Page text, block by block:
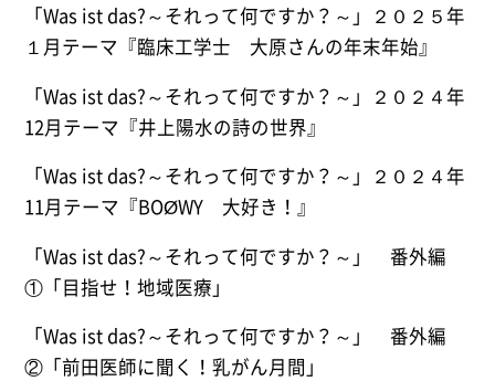
「Was ist das?～それって何ですか？～」２０２５年
１月テーマ『臨床工学士 大原さんの年末年始』
「Was ist das?～それって何ですか？～」２０２４年
12月テーマ『井上陽水の詩の世界』
「Was ist das?～それって何ですか？～」２０２４年
11月テーマ『BOØWY 大好き！』
「Was ist das?～それって何ですか？～」 番外編
①「目指せ！地域医療」
「Was ist das?～それって何ですか？～」 番外編
②「前田医師に聞く！乳がん月間」